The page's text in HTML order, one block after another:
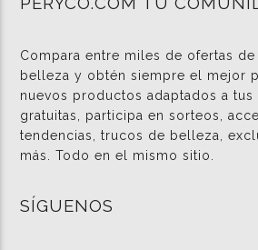
Compara entre miles de ofertas
belleza y obtén siempre el mejor
nuevos productos adaptados a tus
gratuitas, participa en sorteos,
tendencias, trucos de belleza,
más. Todo en el mismo sitio.
SÍGUENOS